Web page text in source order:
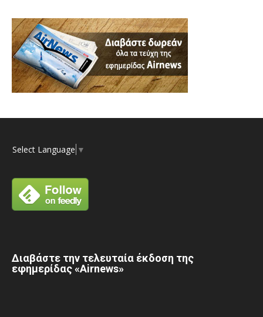
Select Language ▼
Διαβάστε την τελευταία έκδοση της
εφημερίδας «Airnews»